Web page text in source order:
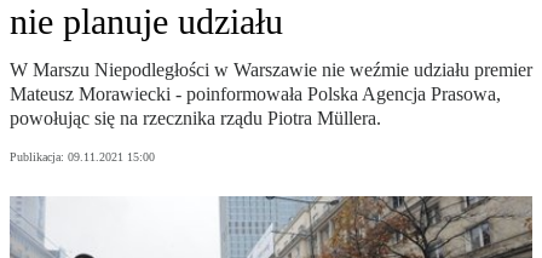
nie planuje udziału
W Marszu Niepodległości w Warszawie nie weźmie udziału premier
Mateusz Morawiecki - poinformowała Polska Agencja Prasowa,
powołując się na rzecznika rządu Piotra Müllera.
Publikacja: 09.11.2021 15:00